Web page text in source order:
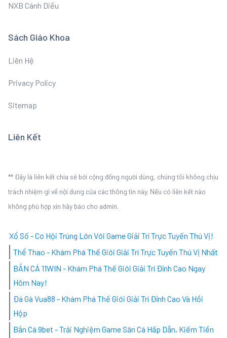
NXB Cánh Diều
Sách Giáo Khoa
Liên Hệ
Privacy Policy
Sitemap
Liên Kết
** Đây là liên kết chia sẻ bới cộng đồng người dùng, chúng tôi không chịu
trách nhiệm gì về nội dung của các thông tin này. Nếu có liên kết nào
không phù hợp xin hãy báo cho admin.
Xổ Số - Cơ Hội Trúng Lớn Với Game Giải Trí Trực Tuyến Thú Vị!
Thể Thao - Khám Phá Thế Giới Giải Trí Trực Tuyến Thú Vị Nhất
BẮN CÁ 11WIN - Khám Phá Thế Giới Giải Trí Đỉnh Cao Ngay
Hôm Nay!
Đá Gà Vua88 - Khám Phá Thế Giới Giải Trí Đỉnh Cao Và Hồi
Hộp
Bắn Cá 9bet - Trải Nghiệm Game Săn Cá Hấp Dẫn, Kiếm Tiền